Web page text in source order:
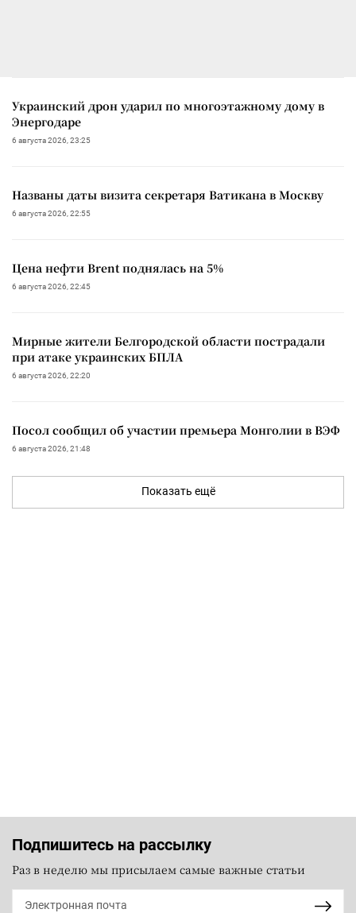
Украинский дрон ударил по многоэтажному дому в
Энергодаре
6 августа 2026, 23:25
Названы даты визита секретаря Ватикана в Москву
6 августа 2026, 22:55
Цена нефти Brent поднялась на 5%
6 августа 2026, 22:45
Мирные жители Белгородской области пострадали
при атаке украинских БПЛА
6 августа 2026, 22:20
Посол сообщил об участии премьера Монголии в ВЭФ
6 августа 2026, 21:48
Показать ещё
Подпишитесь на рассылку
Раз в неделю мы присылаем самые важные статьи